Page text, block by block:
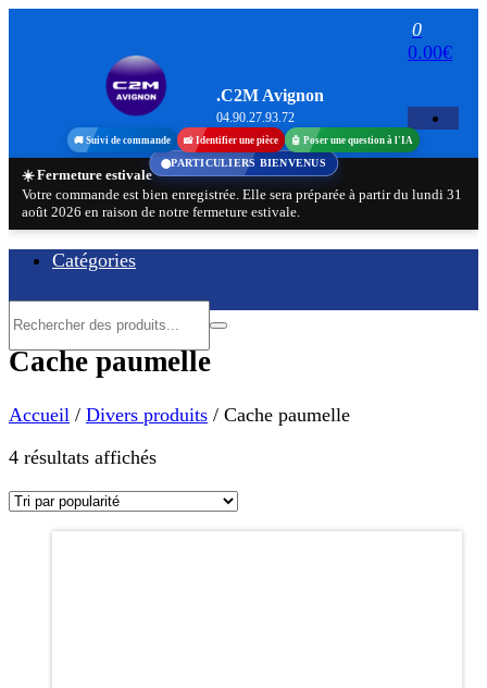
.C2M Avignon
04.90.27.93.72
0
0.00€
🚚 Suivi de commande 📸 Identifier une pièce 🤖 Poser une question à l'IA
☀️ Fermeture estivale
Votre commande est bien enregistrée. Elle sera préparée à partir du lundi 31
août 2026 en raison de notre fermeture estivale.
Catégories
Cache paumelle
Accueil / Divers produits / Cache paumelle
4 résultats affichésTrié
popularité
PARTICULIERS BIENVENUS